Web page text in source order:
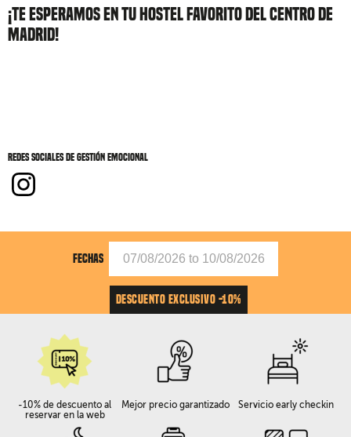
¡TE ESPERAMOS EN TU HOSTEL FAVORITO DEL CENTRO DE
MADRID!
Redes sociales de Gestión emocional
FECHAS
DESCUENTO EXCLUSIVO -10%
-10% de descuento al
reservar en la web
Mejor precio garantizado Servicio early checkin